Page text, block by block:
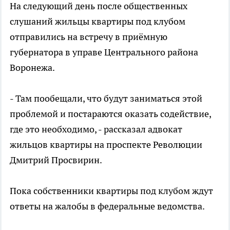
На следующий день после общественных
слушаний жильцы квартиры под клубом
отправились на встречу в приёмную
губернатора в управе Центрального района
Воронежа.
- Там пообещали, что будут заниматься этой
проблемой и постараются оказать содействие,
где это необходимо, - рассказал адвокат
жильцов квартиры на проспекте Революции
Дмитрий Просвирин.
Пока собственники квартиры под клубом ждут
ответы на жалобы в федеральные ведомства.